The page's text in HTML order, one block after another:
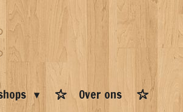
Over ons